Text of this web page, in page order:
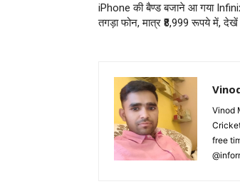
iPhone की बैण्ड बजाने आ गया
तगड़ा फोन, मात्र ₹8,999 रूपये में,
Vinod
free